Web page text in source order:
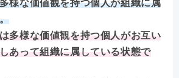
様な価値観を持つ個人が組織に属
多様な価値観を持つ個人がお互い
あって組織に属している状態で